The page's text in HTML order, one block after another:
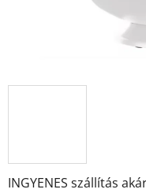
INGYENES szállítás